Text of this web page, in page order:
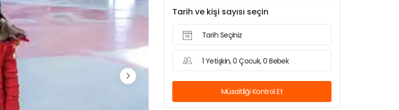
Tarih ve kişi sayısı seçin
Tarih Seçiniz
1 Yetişkin, 0 Çocuk, 0 Bebek
Müsaitliği Kontrol Et